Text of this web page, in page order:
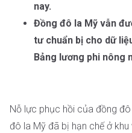
nay.
Đồng đô la Mỹ vẫn
tư chuẩn bị cho dữ
Bảng lương phi nông
Nỗ lực phục hồi của đồng
đô la Mỹ đã bị hạn chế ở